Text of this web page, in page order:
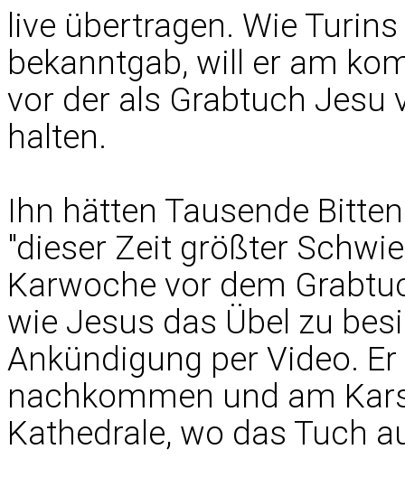
live übertragen. Wie
bekanntgab, will er am
vor der als Grabtuch Jesu
halten.
Ihn hätten Tausende
"dieser Zeit größter
Karwoche vor dem
wie Jesus das Übel zu
Ankündigung per Video.
nachkommen und am
Kathedrale, wo das Tuch